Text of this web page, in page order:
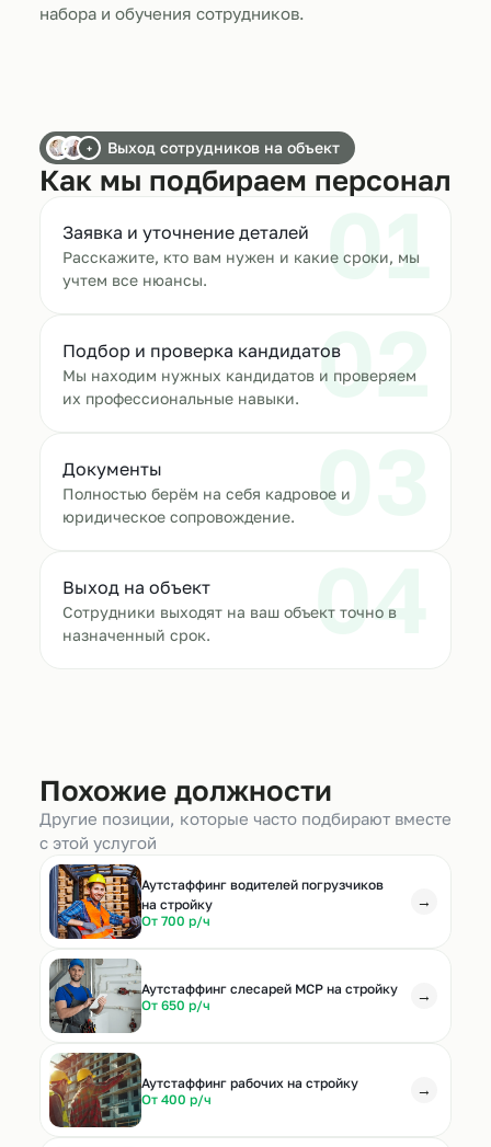
набора и обучения сотрудников.
+ Выход сотрудников на объект
Как мы подбираем персонал
01
Заявка и уточнение деталей
Расскажите, кто вам нужен и какие сроки, мы
учтем все нюансы.
02
Подбор и проверка кандидатов
Мы находим нужных кандидатов и проверяем
их профессиональные навыки.
03
Документы
Полностью берём на себя кадровое и
юридическое сопровождение.
04
Выход на объект
Сотрудники выходят на ваш объект точно в
назначенный срок.
Похожие должности
Другие позиции, которые часто подбирают вместе
с этой услугой
Аутстаффинг водителей погрузчиков
на стройку
От 700 р/ч
→
Аутстаффинг слесарей МСР на стройку
От 650 р/ч
→
Аутстаффинг рабочих на стройку
От 400 р/ч
→